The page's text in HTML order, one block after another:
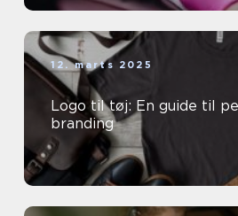
12. marts 2025
Logo til tøj: En guide til
branding